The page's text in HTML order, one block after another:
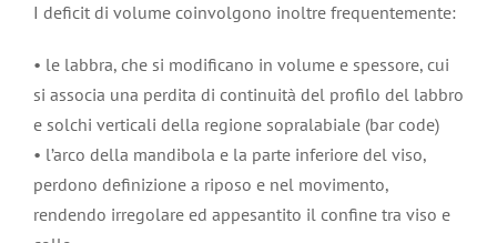
I deficit di volume coinvolgono inoltre frequentemente:
• le labbra, che si modificano in volume e spessore, cui
si associa una perdita di continuità del profilo del labbro
e solchi verticali della regione sopralabiale (bar code)
• l’arco della mandibola e la parte inferiore del viso,
perdono definizione a riposo e nel movimento,
rendendo irregolare ed appesantito il confine tra viso e